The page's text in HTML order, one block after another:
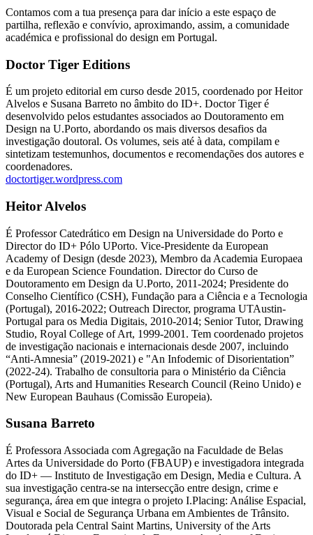
Contamos com a tua presença para dar início a este espaço de
partilha, reflexão e convívio, aproximando, assim, a comunidade
académica e profissional do design em Portugal.
Doctor Tiger Editions
É um projeto editorial em curso desde 2015, coordenado por Heitor
Alvelos e Susana Barreto no âmbito do ID+. Doctor Tiger é
desenvolvido pelos estudantes associados ao Doutoramento em
Design na U.Porto, abordando os mais diversos desafios da
investigação doutoral. Os volumes, seis até à data, compilam e
sintetizam testemunhos, documentos e recomendações dos autores e
coordenadores.
doctortiger.wordpress.com
Heitor Alvelos
É Professor Catedrático em Design na Universidade do Porto e
Director do ID+ Pólo UPorto. Vice-Presidente da European
Academy of Design (desde 2023), Membro da Academia Europaea
e da European Science Foundation. Director do Curso de
Doutoramento em Design da U.Porto, 2011-2024; Presidente do
Conselho Científico (CSH), Fundação para a Ciência e a Tecnologia
(Portugal), 2016-2022; Outreach Director, programa UTAustin-
Portugal para os Media Digitais, 2010-2014; Senior Tutor, Drawing
Studio, Royal College of Art, 1999-2001. Tem coordenado projetos
de investigação nacionais e internacionais desde 2007, incluindo
“Anti-Amnesia” (2019-2021) e "An Infodemic of Disorientation”
(2022-24). Trabalho de consultoria para o Ministério da Ciência
(Portugal), Arts and Humanities Research Council (Reino Unido) e
New European Bauhaus (Comissão Europeia).
Susana Barreto
É Professora Associada com Agregação na Faculdade de Belas
Artes da Universidade do Porto (FBAUP) e investigadora integrada
do ID+ — Instituto de Investigação em Design, Media e Cultura. A
sua investigação centra-se na intersecção entre design, crime e
segurança, área em que integra o projeto I.Placing: Análise Espacial,
Visual e Social de Segurança Urbana em Ambientes de Trânsito.
Doutorada pela Central Saint Martins, University of the Arts